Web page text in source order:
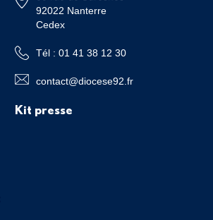
92022 Nanterre
Cedex
Tél : 01 41 38 12 30
contact@diocese92.fr
Kit presse